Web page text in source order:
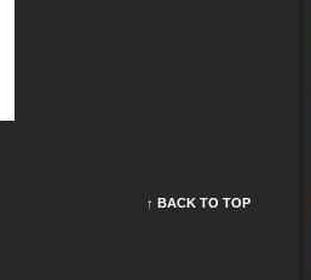
↑ BACK TO TOP